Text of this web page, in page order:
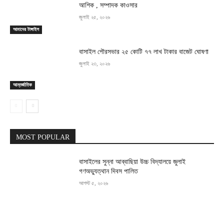
আমাদের টাঙ্গাইল
আশিক , সম্পাদক কাওসার
জুলাই ২৫, ২০২৬
আন্তর্জাতিক
বাসাইল পৌরসভার ২৫ কোটি ৭৭ লাখ টাকার বাজেট ঘোষণা
জুলাই ২৩, ২০২৬
MOST POPULAR
বাসাইলের সুন্না আব্বাছিয়া উচ্চ বিদ্যালয়ে জুলাই
গণঅভ্যুত্থান দিবস পালিত
আগস্ট ৫, ২০২৬